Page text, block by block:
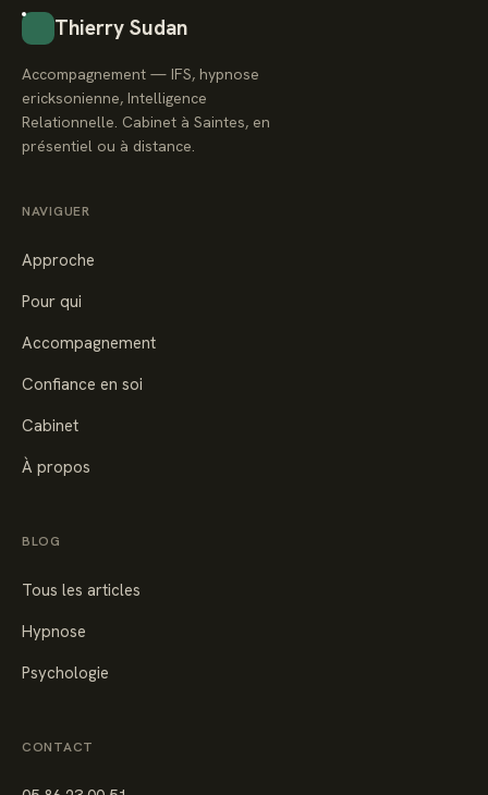
Thierry Sudan
Accompagnement — IFS, hypnose
ericksonienne, Intelligence
Relationnelle. Cabinet à Saintes, en
présentiel ou à distance.
NAVIGUER
Approche
Pour qui
Accompagnement
Confiance en soi
Cabinet
À propos
BLOG
Tous les articles
Hypnose
Psychologie
CONTACT